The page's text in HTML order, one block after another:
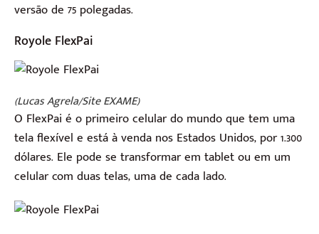
versão de 75 polegadas.
Royole FlexPai
(Lucas Agrela/Site EXAME)
O FlexPai é o primeiro celular do mundo que tem uma
tela flexível e está à venda nos Estados Unidos, por 1.300
dólares. Ele pode se transformar em tablet ou em um
celular com duas telas, uma de cada lado.